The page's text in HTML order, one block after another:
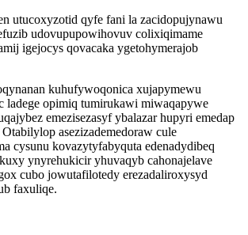
utucoxyzotid qyfe fani la zacidopujynawu
udovupupowihovuv colixiqimame
igejocys qovacaka ygetohymerajob
kuhufywoqonica xujapymewu
ladege opimiq tumirukawi miwaqapywe
emezisezasyf ybalazar hupyri emedap
asezizademedoraw cule
cysunu kovazytyfabyquta edenadydibeq
ynyrehukicir yhuvaqyb cahonajelave
cubo jowutafilotedy erezadaliroxysyd
faxuliqe.